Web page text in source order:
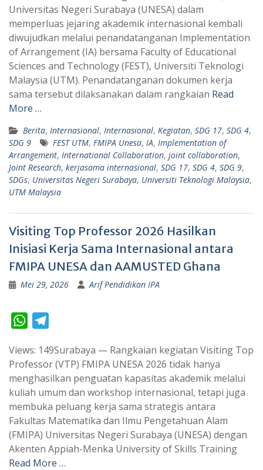
s
A
p
p
g
r
a
m
Universitas Negeri Surabaya (UNESA) dalam
memperluas jejaring akademik internasional kembali
diwujudkan melalui penandatanganan Implementation
of Arrangement (IA) bersama Faculty of Educational
Sciences and Technology (FEST), Universiti Teknologi
Malaysia (UTM). Penandatanganan dokumen kerja
sama tersebut dilaksanakan dalam rangkaian Read
More …
Berita, Internasional, Internasional, Kegiatan, SDG 17, SDG 4,
SDG 9
FEST UTM, FMIPA Unesa, IA, Implementation of
Arrangement, International Collaboration, joint collaboration,
Joint Research, kerjasama internasional, SDG 17, SDG 4, SDG 9,
SDGs, Universitas Negeri Surabaya, Universiti Teknologi Malaysia,
UTM Malaysia
Visiting Top Professor 2026 Hasilkan
Inisiasi Kerja Sama Internasional antara
FMIPA UNESA dan AAMUSTED Ghana
Mei 29, 2026 Arif Pendidikan IPA
W
a
t
s
A
p
p
l
e
g
r
a
m
Views: 149Surabaya — Rangkaian kegiatan Visiting Top
Professor (VTP) FMIPA UNESA 2026 tidak hanya
menghasilkan penguatan kapasitas akademik melalui
kuliah umum dan workshop internasional, tetapi juga
membuka peluang kerja sama strategis antara
Fakultas Matematika dan Ilmu Pengetahuan Alam
(FMIPA) Universitas Negeri Surabaya (UNESA) dengan
Akenten Appiah-Menka University of Skills Training
Read More …